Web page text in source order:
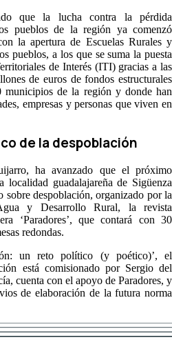
que la lucha contra la pérdida
pueblos de la región ya comenzó
la apertura de Escuelas Rurales y
pueblos, a los que se suma la puesta
de Interés (ITI) gracias a las
de euros de fondos estructurales
municipios de la región y donde han
empresas y personas que viven en
de la despoblación
ha avanzado que el próximo
guadalajareña de Sigüenza
sobre despoblación, organizado por la
y Desarrollo Rural, la revista
‘Paradores’, que contará con 30
redondas.
un reto político (y poético)’, el
está comisionado por Sergio del
cuenta con el apoyo de Paradores, y
de elaboración de la futura norma